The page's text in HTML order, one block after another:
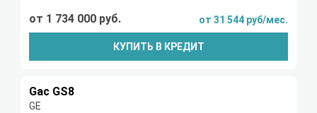
от 1 734 000 руб. от 31 544 руб/мес.
КУПИТЬ В КРЕДИТ
Gac GS8
GE